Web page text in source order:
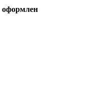
оформлен